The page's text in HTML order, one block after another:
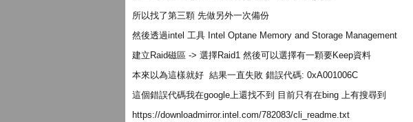
所以找了第三顆 先做另外一次備份
然後透過intel 工具 Intel Optane Memory and Storage Management
建立Raid磁區 -> 選擇Raid1 然後可以選擇有一顆要Keep資料
本來以為這樣就好 結果一直失敗 錯誤代碼: 0xA001006C
這個錯誤代碼我在google上還找不到 目前只有在bing 上有搜尋到
https://downloadmirror.intel.com/782083/cli_readme.txt